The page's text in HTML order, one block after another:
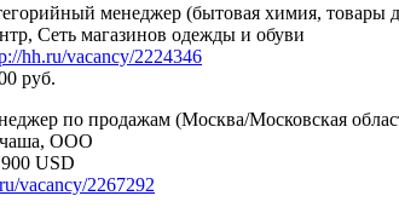
менеджер (бытовая химия, товары
Сеть магазинов одежды и обуви
hh.ru/vacancy/2224346
руб.
по продажам (Москва/Московская
чаша, ООО
USD
vacancy/2267292